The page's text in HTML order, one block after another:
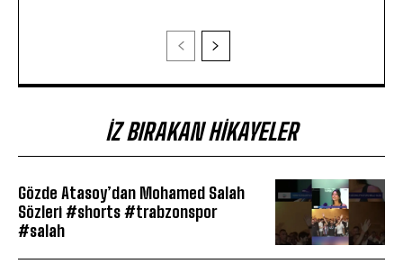
İZ BIRAKAN HIKAYELER
Gözde Atasoy’dan Mohamed Salah
Sözleri #shorts #trabzonspor
#salah